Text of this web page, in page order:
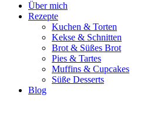
Über mich
Rezepte
Kuchen & Torten
Kekse & Schnitten
Brot & Süßes Brot
Pies & Tartes
Muffins & Cupcakes
Süße Desserts
Blog